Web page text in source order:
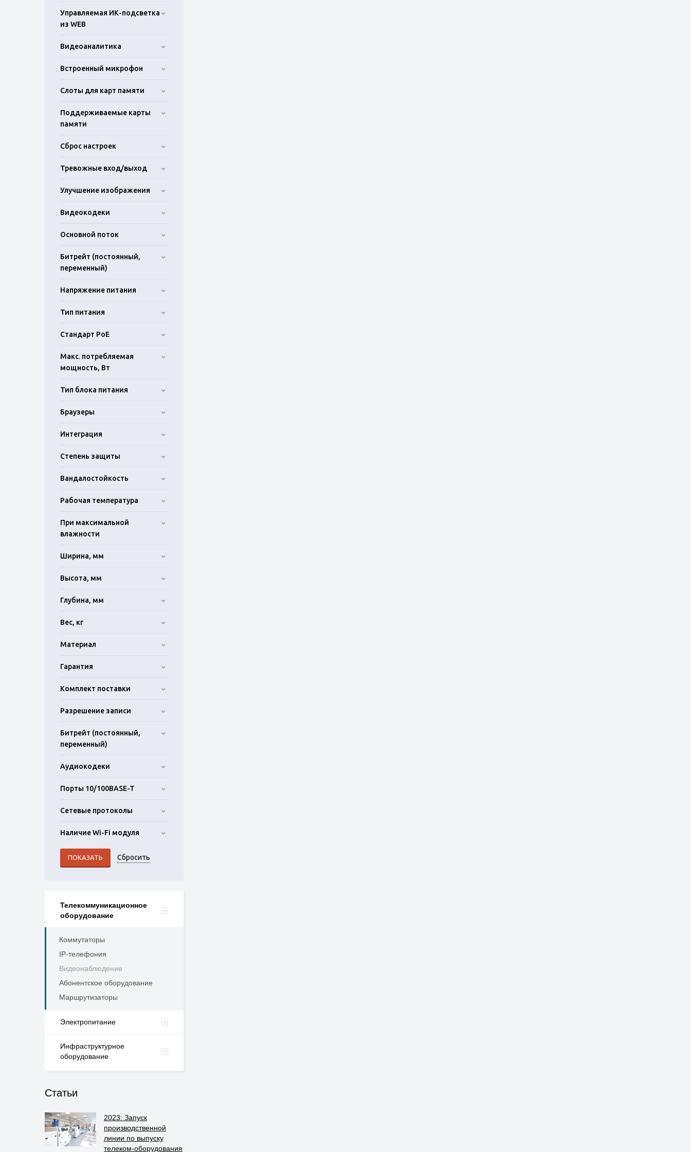
Управляемая ИК-подсветка
из WEB
Видеоаналитика
Встроенный микрофон
Слоты для карт памяти
Поддерживаемые карты
памяти
Сброс настроек
Тревожные вход/выход
Улучшение изображения
Видеокодеки
Основной поток
Битрейт (постоянный,
переменный)
Напряжение питания
Тип питания
Стандарт PoE
Макс. потребляемая
мощность, Вт
Тип блока питания
Браузеры
Интеграция
Степень защиты
Вандалостойкость
Рабочая температура
При максимальной
влажности
Ширина, мм
Высота, мм
Глубина, мм
Вес, кг
Материал
Гарантия
Комплект поставки
Разрешение записи
Битрейт (постоянный,
переменный)
Аудиокодеки
Порты 10/100BASE-T
Сетевые протоколы
Наличие Wi-Fi модуля
Телекоммуникационное
оборудование
Коммутаторы
IP-телефония
Видеонаблюдение
Абонентское оборудование
Маршрутизаторы
Электропитание
Инфраструктурное
оборудование
Статьи
2023: Запуск
производственной
линии по выпуску
телеком-оборудования